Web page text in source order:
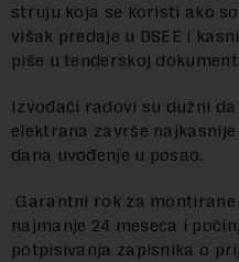
struju koja se koristi ako
višak predaje u DSEE i
piše u tenderskoj
Izvođači radovi su dužni
elektrana završe
dana uvođenje u posao.
G arantni rok za
najmanje 24 meseca i
potpisivanja zapisnika o